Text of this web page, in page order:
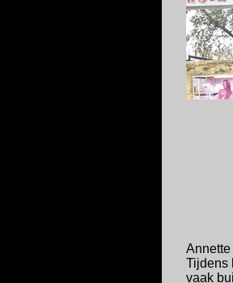
Tijdens
vaak